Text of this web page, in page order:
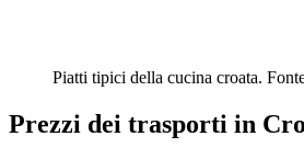
Piatti tipici della cucina croata.
Prezzi dei trasporti in